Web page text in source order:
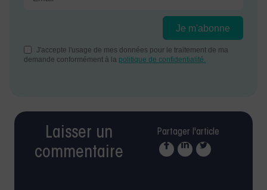
Laisser un
commentaire
Partager l'article